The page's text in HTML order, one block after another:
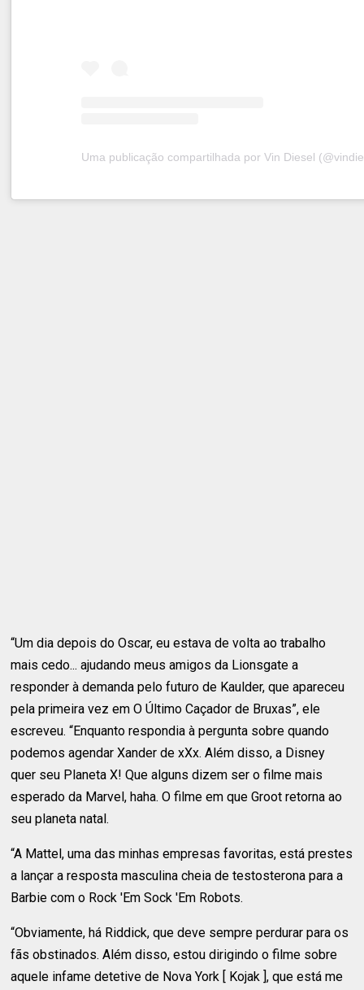
Uma publicação compartilhada por Vin Diesel
“Um dia depois do Oscar, eu estava de volta ao trabalho
mais cedo... ajudando meus amigos da Lionsgate a
responder à demanda pelo futuro de Kaulder, que apareceu
pela primeira vez em O Último Caçador de Bruxas”, ele
escreveu. “Enquanto respondia à pergunta sobre quando
podemos agendar Xander de xXx. Além disso, a Disney
quer seu Planeta X! Que alguns dizem ser o filme mais
esperado da Marvel, haha. O filme em que Groot retorna ao
seu planeta natal.
“A Mattel, uma das minhas empresas favoritas, está prestes
a lançar a resposta masculina cheia de testosterona para a
Barbie com o Rock 'Em Sock 'Em Robots.
“Obviamente, há Riddick, que deve sempre perdurar para os
fãs obstinados. Além disso, estou dirigindo o filme sobre
aquele infame detetive de Nova York [ Kojak ], que está me